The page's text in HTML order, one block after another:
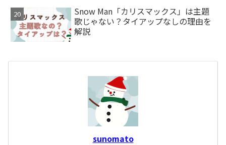
Snow Man「カリスマックス」は主題
歌じゃない？タイアップなしの理由を
解説
sunomato